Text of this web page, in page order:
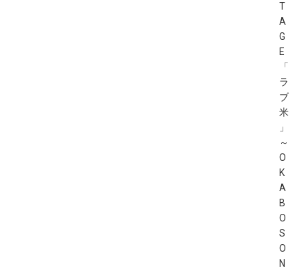
T
A
G
E
「
ラ
ブ
米
」
～
O
K
A
B
O
S
O
N